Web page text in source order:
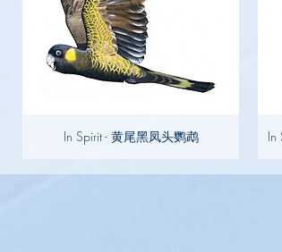
In Spirit - 黄尾黑凤头鹦鹉
In